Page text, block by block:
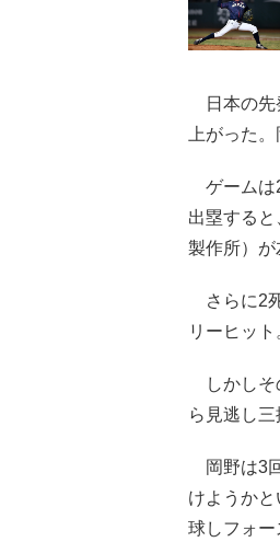
日本の先
上がった
ゲームは
出塁する
製作所）が
さらに2
リーヒッ
しかしそ
ら見逃し三
岡野は3
けようか
球しフォー